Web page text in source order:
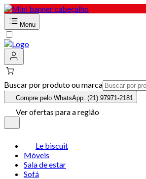
Menu
Buscar por produto ou marca
Compre pelo WhatsApp: (21) 97971-2181
Ver ofertas para a região
Le biscuit
Móveis
Sala de estar
Sofá